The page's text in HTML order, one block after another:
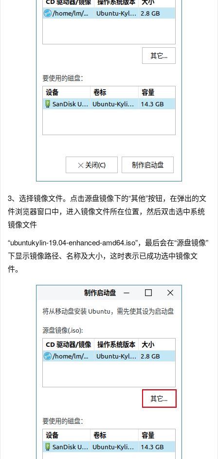
3、选择镜像文件。点击源盘镜像下的“其他”按钮，在弹出的文
件浏览器窗口中，进入镜像文件所在位置，然后双击选中系统
镜像文件
“ubuntukylin-19.04-enhanced-amd64.iso”，最后会在“源盘镜像”
下显示镜像路径、名称及大小，这时表示已成功选中镜像文
件。